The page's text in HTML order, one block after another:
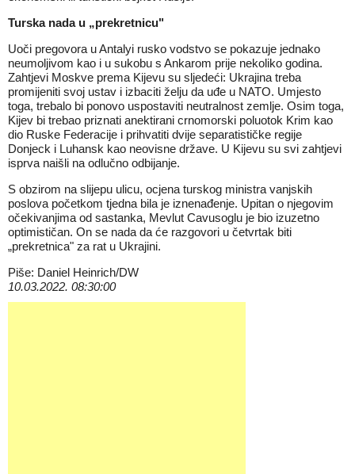
Turska nada u „prekretnicu"
Uoči pregovora u Antalyi rusko vodstvo se pokazuje jednako
neumoljivom kao i u sukobu s Ankarom prije nekoliko godina.
Zahtjevi Moskve prema Kijevu su sljedeći: Ukrajina treba
promijeniti svoj ustav i izbaciti želju da uđe u NATO. Umjesto
toga, trebalo bi ponovo uspostaviti neutralnost zemlje. Osim toga,
Kijev bi trebao priznati anektirani crnomorski poluotok Krim kao
dio Ruske Federacije i prihvatiti dvije separatističke regije
Donjeck i Luhansk kao neovisne države. U Kijevu su svi zahtjevi
isprva naišli na odlučno odbijanje.
S obzirom na slijepu ulicu, ocjena turskog ministra vanjskih
poslova početkom tjedna bila je iznenađenje. Upitan o njegovim
očekivanjima od sastanka, Mevlut Cavusoglu je bio izuzetno
optimističan. On se nada da će razgovori u četvrtak biti
„prekretnica" za rat u Ukrajini.
Piše: Daniel Heinrich/DW
10.03.2022. 08:30:00